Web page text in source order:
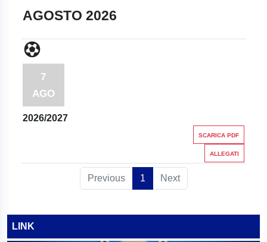
AGOSTO 2026
7
AGO
2026/2027
SCARICA PDF
ALLEGATI
Previous 1 Next
LINK